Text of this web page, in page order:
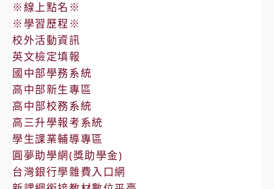
※線上點名※
※學習歷程※
校外活動資訊
英文檢定填報
國中部學務系統
高中部新生專區
高中部校務系統
高三升學報考系統
學生課業輔導專區
圓夢助學網(獎助學金)
台灣銀行學雜費入口網